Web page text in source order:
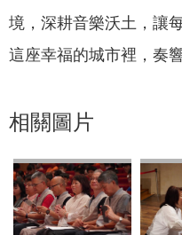
境，深耕音樂沃土，讓
這座幸福的城市裡，奏
相關圖片